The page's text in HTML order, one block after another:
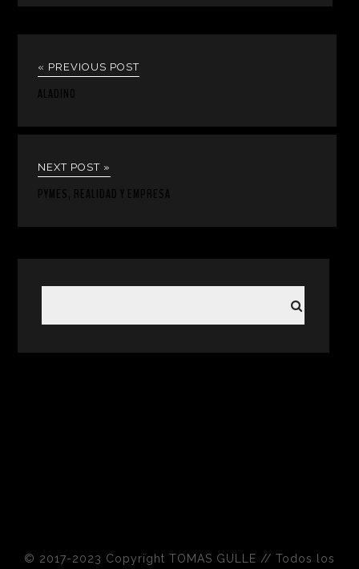
« PREVIOUS POST
ALADINO
NEXT POST »
PYMES, REALIDAD Y EMPRESA
© 2017-2023 Copyright TOMAS GULLE // Todos los